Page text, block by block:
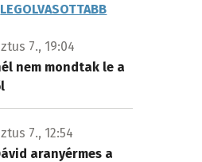
LEGOLVASOTTABB
7., 19:04
nem mondtak le a
7., 12:54
aranyérmes a